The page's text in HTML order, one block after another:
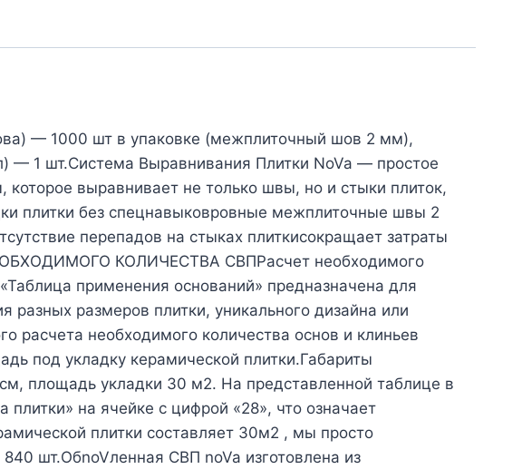
— 1000 шт в упаковке (межплиточный шов 2 мм),
— 1 шт.Система Выравнивания Плитки NoVa — простое
выравнивает не только швы, но и стыки плиток,
плитки без спецнавыковровные межплиточные швы 2
перепадов на стыках плиткисокращает затраты
КОЛИЧЕСТВА СВПРасчет необходимого
применения оснований» предназначена для
разных размеров плитки, уникального дизайна или
расчета необходимого количества основ и клиньев
под укладку керамической плитки.Габариты
площадь укладки 30 м2. На представленной таблице в
на ячейке с цифрой «28», что означает
плитки составляет 30м2 , мы просто
шт.ОбnoVленная СВП noVa изготовлена из